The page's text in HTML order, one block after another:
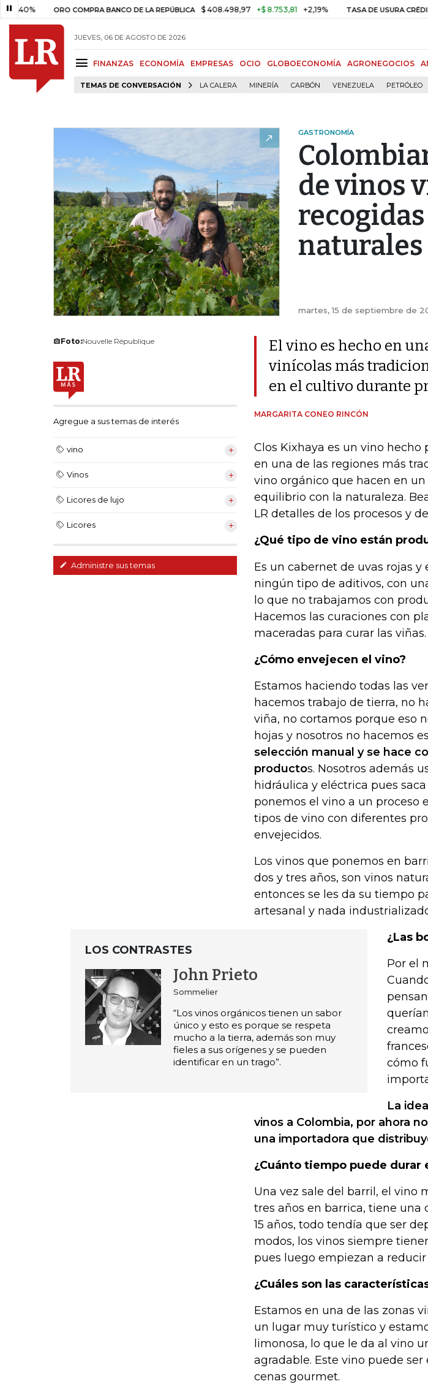
ORO COMPRA BANCO DE LA REPÚBLICA $ 408.498,97 +$ 8.753,81 +2,19% TASA DE USURA CRÉDITO
JUEVES, 06 DE AGOSTO DE 2026
FINANZAS ECONOMÍA EMPRESAS OCIO GLOBOECONOMÍA AGRONEGOCIOS
TEMAS DE CONVERSACIÓN LA CALERA MINERÍA CARBÓN VENEZUELA PETRÓLEO
GASTRONOMÍA
de vinos
naturales
martes, 15 de septiembre de
Foto:Nouvelle République
Agregue a sus temas de interés
vino
Vinos
Licores de lujo
Licores
Administre sus temas
El vino es hecho en
vinícolas más
en el cultivo durante
MARGARITA CONEO RINCÓN
Clos Kixhaya es un vino hecho
en una de las regiones más
vino orgánico que hacen en
equilibrio con la naturaleza.
LR detalles de los procesos y
¿Qué tipo de vino están
Es un cabernet de uvas rojas y
ningún tipo de aditivos, con
lo que no trabajamos con
Hacemos las curaciones con
maceradas para curar las viñas.
¿Cómo envejecen el vino?
Estamos haciendo todas las
hacemos trabajo de tierra, no
viña, no cortamos porque eso
hojas y nosotros no hacemos
selección manual y se hace
productos. Nosotros además
hidráulica y eléctrica pues
ponemos el vino a un proceso
tipos de vino con diferentes
envejecidos.
Los vinos que ponemos en
dos y tres años, son vinos
entonces se les da su tiempo
artesanal y nada
LOS CONTRASTES
John Prieto
Sommelier
“Los vinos orgánicos tienen un sabor
único y esto es porque se respeta
mucho a la tierra, además son muy
fieles a sus orígenes y se pueden
identificar en un trago”.
¿Las
Por el
cómo
La
vinos a Colombia, por ahora
una importadora que
¿Cuánto tiempo puede durar
Una vez sale del barril, el vino
tres años en barrica, tiene una
15 años, todo tendía que ser
modos, los vinos siempre
pues luego empiezan a reducir
¿Cuáles son las
Estamos en una de las zonas
un lugar muy turístico y
limonosa, lo que le da al vino
agradable. Este vino puede
cenas gourmet.